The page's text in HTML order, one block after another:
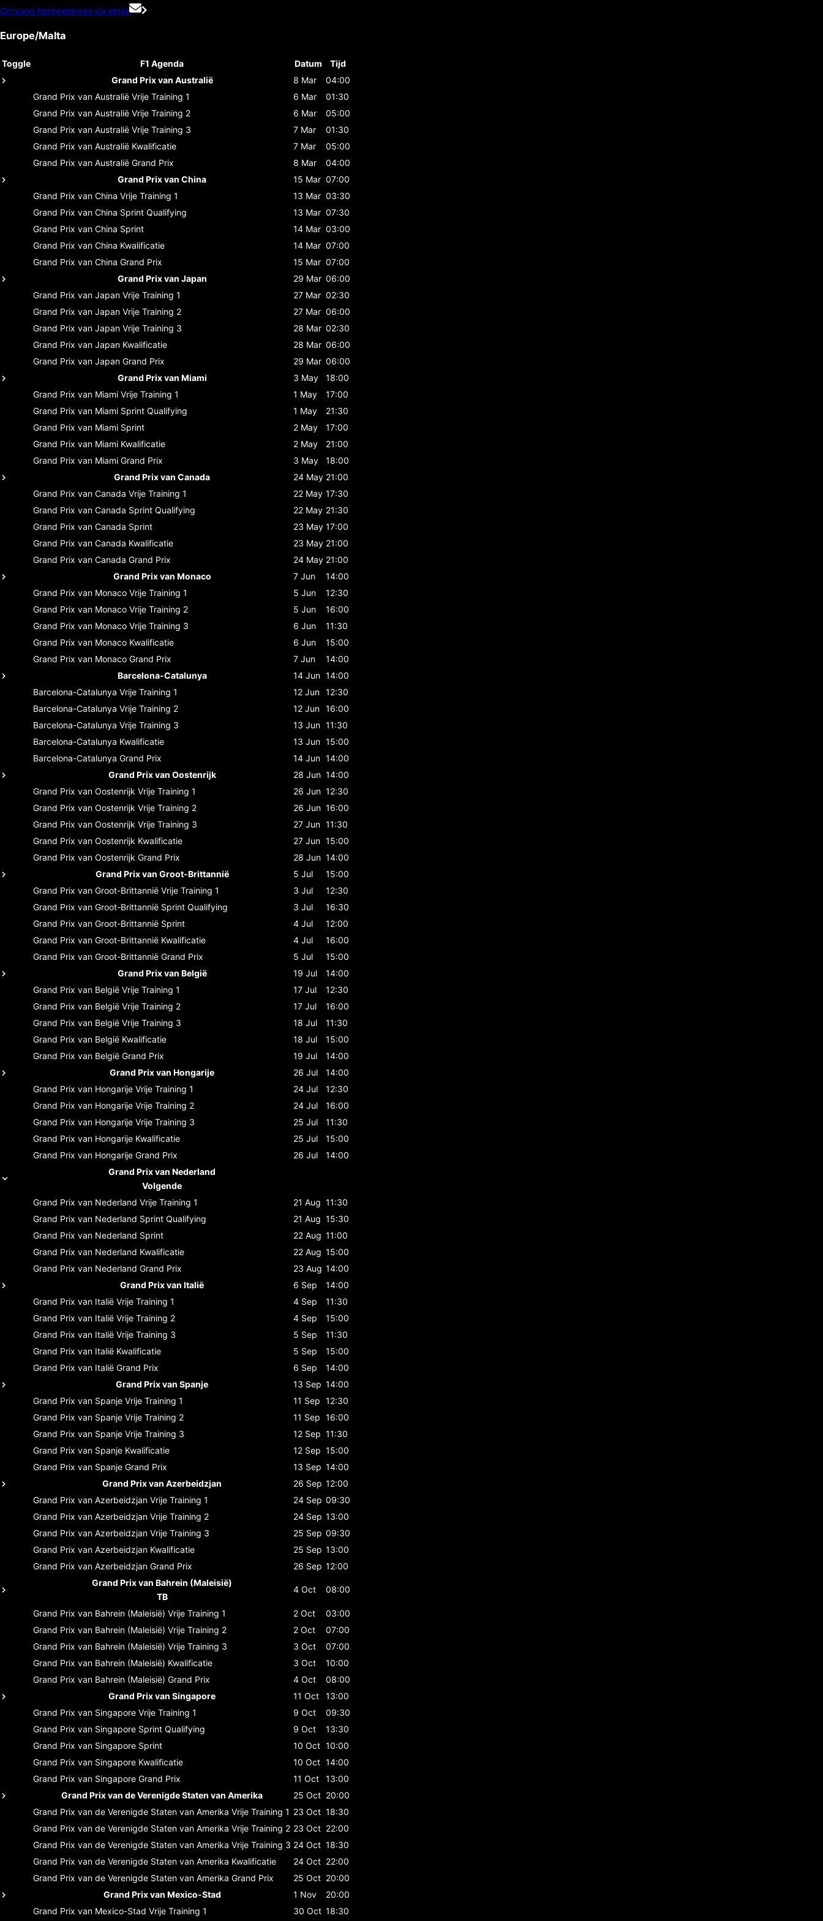
Ontvang herinneringen via email
Europe/Malta
Toggle F1 Agenda Datum
Tijd
Grand Prix van Australië
8 Mar
04:00
Grand Prix van Australië Vrije Training 1 6 Mar
01:30
Grand Prix van Australië Vrije Training 2 6 Mar
05:00
Grand Prix van Australië Vrije Training 3 7 Mar
01:30
Grand Prix van Australië Kwalificatie 7 Mar
05:00
Grand Prix van Australië Grand Prix 8 Mar
04:00
Grand Prix van China
15 Mar 07:00
Grand Prix van China Vrije Training 1 13 Mar 03:30
Grand Prix van China Sprint Qualifying 13 Mar 07:30
Grand Prix van China Sprint 14 Mar 03:00
Grand Prix van China Kwalificatie 14 Mar 07:00
Grand Prix van China Grand Prix 15 Mar 07:00
Grand Prix van Japan
29 Mar 06:00
Grand Prix van Japan Vrije Training 1 27 Mar 02:30
Grand Prix van Japan Vrije Training 2 27 Mar 06:00
Grand Prix van Japan Vrije Training 3 28 Mar 02:30
Grand Prix van Japan Kwalificatie 28 Mar 06:00
Grand Prix van Japan Grand Prix 29 Mar 06:00
Grand Prix van Miami
3 May
18:00
Grand Prix van Miami Vrije Training 1 1 May
17:00
Grand Prix van Miami Sprint Qualifying 1 May
21:30
Grand Prix van Miami Sprint 2 May
17:00
Grand Prix van Miami Kwalificatie 2 May
21:00
Grand Prix van Miami Grand Prix 3 May
18:00
Grand Prix van Canada
24 May 21:00
Grand Prix van Canada Vrije Training 1 22 May 17:30
Grand Prix van Canada Sprint Qualifying 22 May 21:30
Grand Prix van Canada Sprint 23 May 17:00
Grand Prix van Canada Kwalificatie 23 May 21:00
Grand Prix van Canada Grand Prix 24 May 21:00
Grand Prix van Monaco
7 Jun
14:00
Grand Prix van Monaco Vrije Training 1 5 Jun
12:30
Grand Prix van Monaco Vrije Training 2 5 Jun
16:00
Grand Prix van Monaco Vrije Training 3 6 Jun
11:30
Grand Prix van Monaco Kwalificatie 6 Jun
15:00
Grand Prix van Monaco Grand Prix 7 Jun
14:00
Barcelona-Catalunya
14 Jun 14:00
Barcelona-Catalunya Vrije Training 1 12 Jun 12:30
Barcelona-Catalunya Vrije Training 2 12 Jun 16:00
Barcelona-Catalunya Vrije Training 3 13 Jun 11:30
Barcelona-Catalunya Kwalificatie 13 Jun 15:00
Barcelona-Catalunya Grand Prix 14 Jun 14:00
Grand Prix van Oostenrijk
28 Jun 14:00
Grand Prix van Oostenrijk Vrije Training 1 26 Jun 12:30
Grand Prix van Oostenrijk Vrije Training 2 26 Jun 16:00
Grand Prix van Oostenrijk Vrije Training 3 27 Jun 11:30
Grand Prix van Oostenrijk Kwalificatie 27 Jun 15:00
Grand Prix van Oostenrijk Grand Prix 28 Jun 14:00
Grand Prix van Groot-Brittannië
5 Jul
15:00
Grand Prix van Groot-Brittannië Vrije Training 1 3 Jul
12:30
Grand Prix van Groot-Brittannië Sprint Qualifying 3 Jul
16:30
Grand Prix van Groot-Brittannië Sprint 4 Jul
12:00
Grand Prix van Groot-Brittannië Kwalificatie 4 Jul
16:00
Grand Prix van Groot-Brittannië Grand Prix 5 Jul
15:00
Grand Prix van België
19 Jul
14:00
Grand Prix van België Vrije Training 1 17 Jul
12:30
Grand Prix van België Vrije Training 2 17 Jul
16:00
Grand Prix van België Vrije Training 3 18 Jul
11:30
Grand Prix van België Kwalificatie 18 Jul
15:00
Grand Prix van België Grand Prix 19 Jul
14:00
Grand Prix van Hongarije
26 Jul
14:00
Grand Prix van Hongarije Vrije Training 1 24 Jul
12:30
Grand Prix van Hongarije Vrije Training 2 24 Jul
16:00
Grand Prix van Hongarije Vrije Training 3 25 Jul
11:30
Grand Prix van Hongarije Kwalificatie 25 Jul
15:00
Grand Prix van Hongarije Grand Prix 26 Jul
14:00
Grand Prix van Nederland
Volgende
Grand Prix van Nederland Vrije Training 1 21 Aug 11:30
Grand Prix van Nederland Sprint Qualifying 21 Aug 15:30
Grand Prix van Nederland Sprint 22 Aug 11:00
Grand Prix van Nederland Kwalificatie 22 Aug 15:00
Grand Prix van Nederland Grand Prix 23 Aug 14:00
Grand Prix van Italië
6 Sep
14:00
Grand Prix van Italië Vrije Training 1 4 Sep
11:30
Grand Prix van Italië Vrije Training 2 4 Sep
15:00
Grand Prix van Italië Vrije Training 3 5 Sep
11:30
Grand Prix van Italië Kwalificatie 5 Sep
15:00
Grand Prix van Italië Grand Prix 6 Sep
14:00
Grand Prix van Spanje
13 Sep 14:00
Grand Prix van Spanje Vrije Training 1 11 Sep 12:30
Grand Prix van Spanje Vrije Training 2 11 Sep 16:00
Grand Prix van Spanje Vrije Training 3 12 Sep 11:30
Grand Prix van Spanje Kwalificatie 12 Sep 15:00
Grand Prix van Spanje Grand Prix 13 Sep 14:00
Grand Prix van Azerbeidzjan
26 Sep 12:00
Grand Prix van Azerbeidzjan Vrije Training 1 24 Sep 09:30
Grand Prix van Azerbeidzjan Vrije Training 2 24 Sep 13:00
Grand Prix van Azerbeidzjan Vrije Training 3 25 Sep 09:30
Grand Prix van Azerbeidzjan Kwalificatie 25 Sep 13:00
Grand Prix van Azerbeidzjan Grand Prix 26 Sep 12:00
Grand Prix van Bahrein (Maleisië)
TB
4 Oct 08:00
Grand Prix van Bahrein (Maleisië) Vrije Training 1 2 Oct
03:00
Grand Prix van Bahrein (Maleisië) Vrije Training 2 2 Oct
07:00
Grand Prix van Bahrein (Maleisië) Vrije Training 3 3 Oct
07:00
Grand Prix van Bahrein (Maleisië) Kwalificatie 3 Oct
10:00
Grand Prix van Bahrein (Maleisië) Grand Prix 4 Oct
08:00
Grand Prix van Singapore
11 Oct
13:00
Grand Prix van Singapore Vrije Training 1 9 Oct
09:30
Grand Prix van Singapore Sprint Qualifying 9 Oct
13:30
Grand Prix van Singapore Sprint 10 Oct 10:00
Grand Prix van Singapore Kwalificatie 10 Oct 14:00
Grand Prix van Singapore Grand Prix 11 Oct
13:00
Grand Prix van de Verenigde Staten van Amerika
25 Oct 20:00
Grand Prix van de Verenigde Staten van Amerika Vrije Training 1 23 Oct 18:30
Grand Prix van de Verenigde Staten van Amerika Vrije Training 2 23 Oct 22:00
Grand Prix van de Verenigde Staten van Amerika Vrije Training 3 24 Oct 18:30
Grand Prix van de Verenigde Staten van Amerika Kwalificatie 24 Oct 22:00
Grand Prix van de Verenigde Staten van Amerika Grand Prix 25 Oct 20:00
Grand Prix van Mexico-Stad
1 Nov
20:00
Grand Prix van Mexico-Stad Vrije Training 1 30 Oct 18:30